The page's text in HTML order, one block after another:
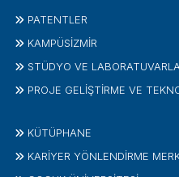
PATENTLER
KAMPÜSİZMIR
STÜDYO VE
PROJE GELIŞTIRME VE
KÜTÜPHANE
KARİYER YÖNLENDİRME